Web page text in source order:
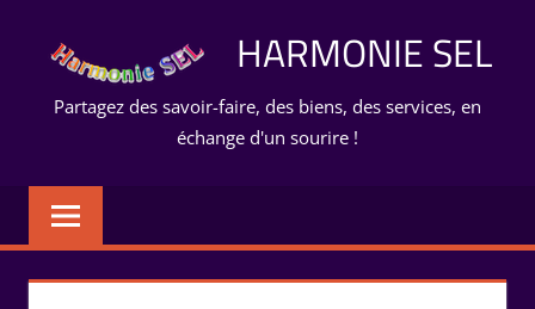
HARMONIE SEL
Partagez des savoir-faire, des biens, des services, en
échange d'un sourire !